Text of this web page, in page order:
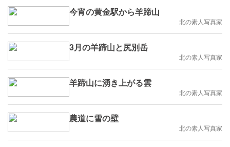
今宵の黄金駅から羊蹄山
北の素人写真家
3月の羊蹄山と尻別岳
北の素人写真家
羊蹄山に湧き上がる雲
北の素人写真家
農道に雪の壁
北の素人写真家